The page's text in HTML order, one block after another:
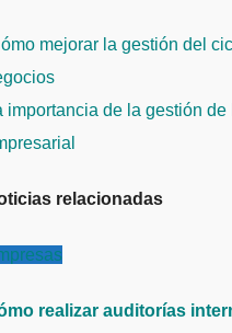
mejorar la gestión del
importancia de la gestión
relacionadas
realizar auditorías